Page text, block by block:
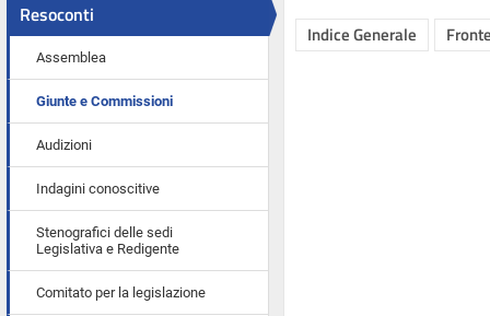
Resoconti
Assemblea
Giunte e Commissioni
Audizioni
Indagini conoscitive
Stenografici delle sedi
Legislativa e Redigente
Comitato per la legislazione
Indice Generale